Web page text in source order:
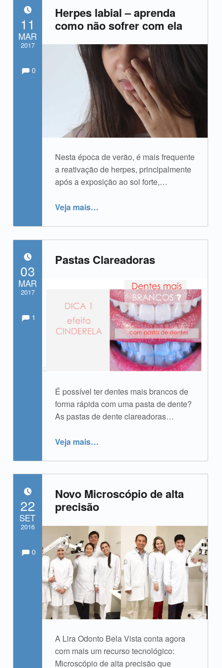
Herpes labial – aprenda
como não sofrer com ela
Nesta época de verão, é mais frequente
a reativação de herpes, principalmente
após a exposição ao sol forte,…
Veja mais“Herpes labial – aprenda como não sofrer com ela”
…
POSTADO EM:
11
MAR
2017
Escrito por: Comments:
0
Pastas Clareadoras
É possível ter dentes mais brancos de
forma rápida com uma pasta de dente?
As pastas de dente clareadoras…
Veja mais…
POSTADO EM:
03
MAR
2017
Escrito por: Comments:
1
Novo Microscópio de alta
precisão
A Lira Odonto Bela Vista conta agora
com mais um recurso tecnológico:
Microscópio de alta precisão que
POSTADO EM:
22
SET
2016
Escrito por:Comentários:
Comments:
0